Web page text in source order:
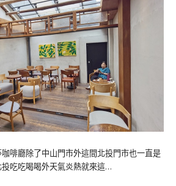
啡廳除了中山門市外這間北投門市也一直是
吃吃喝喝外天氣炎熱就來這…